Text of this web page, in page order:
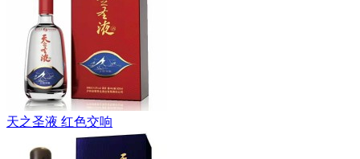
天之圣液 红色交响